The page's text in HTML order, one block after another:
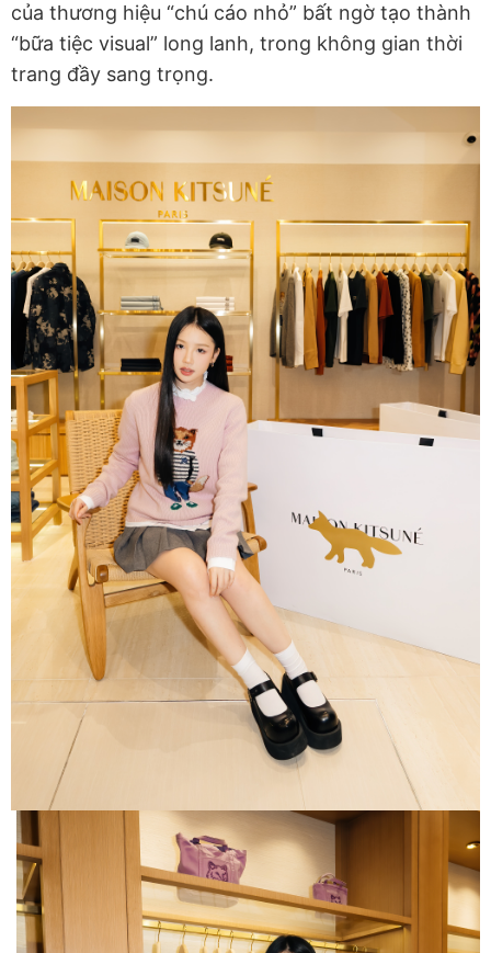
của thương hiệu “chú cáo nhỏ” bất ngờ tạo thành
“bữa tiệc visual” long lanh, trong không gian thời
trang đầy sang trọng.